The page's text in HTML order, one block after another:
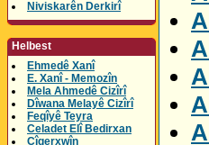
Niviskarên Derkirî
Helbest
Ehmedê Xanî
E. Xanî - Memozîn
Mela Ahmedê Cizîrî
Dîwana Melayê Cizîrî
Feqîyê Teyra
Celadet Elî Bedirxan
Cîgerxwîn